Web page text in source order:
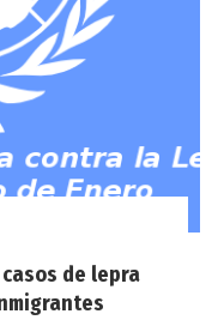
de lepra